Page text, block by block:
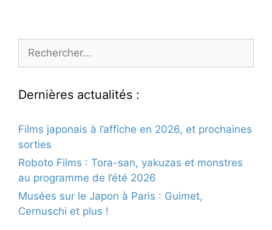
Rechercher :
Dernières actualités :
Films japonais à l’affiche en 2026, et prochaines
sorties
Roboto Films : Tora-san, yakuzas et monstres
au programme de l’été 2026
Musées sur le Japon à Paris : Guimet,
Cernuschi et plus !